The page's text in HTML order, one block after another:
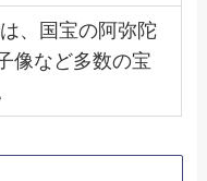
、国宝の阿弥陀
像など多数の宝